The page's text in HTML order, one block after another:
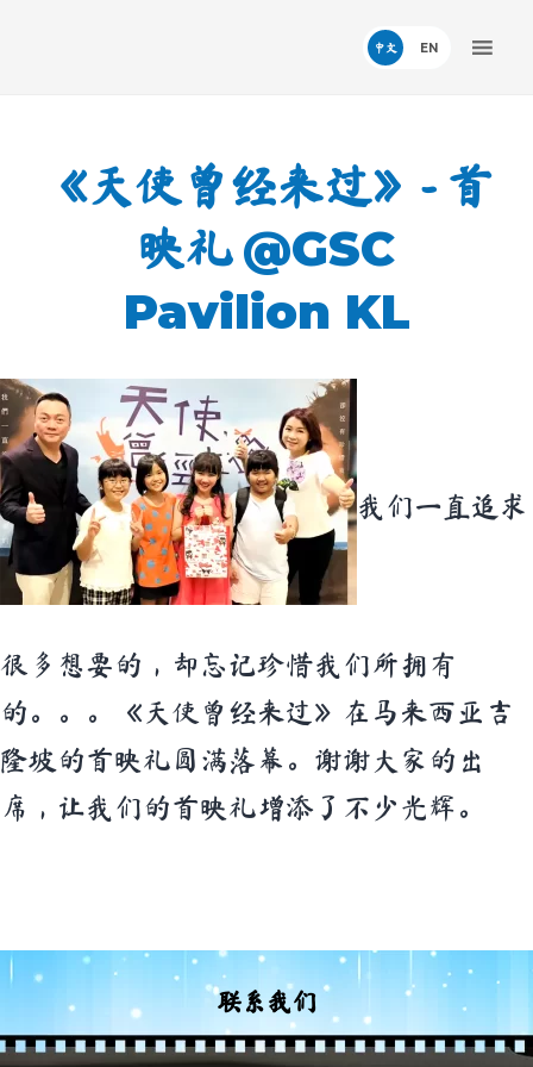
中文
《天使曾经来过》- 首
映礼 @GSC
Pavilion KL
我们一直追求
很多想要的，却忘记珍惜我们所拥有
的。。。《天使曾经来过》在马来西亚吉
隆坡的首映礼圆满落幕。谢谢大家的出
席，让我们的首映礼增添了不少光辉。
联系我们